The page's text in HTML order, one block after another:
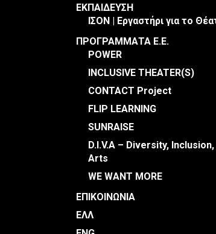
ΕΚΠΑΙΔΕΥΣΗ
ΙΣΟΝ | Εργαστήρι για το
ΠΡΟΓΡΑΜΜΑΤΑ Ε.Ε.
POWER
INCLUSIVE THEATER(S)
CONTACT Project
FLIP LEARNING
SUNRAISE
D.I.V.A – Diversity,
Arts
WE WANT MORE
ΕΠΙΚΟΙΝΩΝΙΑ
ΕΛΛ